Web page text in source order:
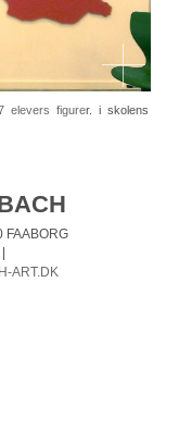
elevers figurer. i skolens
FAABORG
ART.DK